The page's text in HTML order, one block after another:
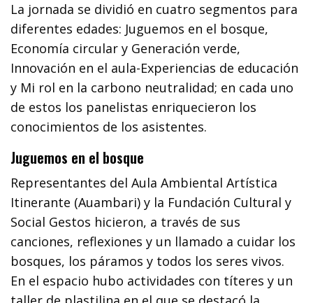
La jornada se dividió en cuatro segmentos para
diferentes edades: Juguemos en el bosque,
Economía circular y Generación verde,
Innovación en el aula-Experiencias de educación
y Mi rol en la carbono neutralidad; en cada uno
de estos los panelistas enriquecieron los
conocimientos de los asistentes.
Juguemos en el bosque
Representantes del Aula Ambiental Artística
Itinerante (Auambari) y la Fundación Cultural y
Social Gestos hicieron, a través de sus
canciones, reflexiones y un llamado a cuidar los
bosques, los páramos y todos los seres vivos.
En el espacio hubo actividades con títeres y un